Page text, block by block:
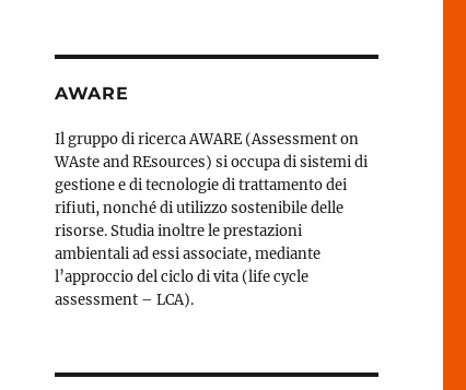
AWARE
Il gruppo di ricerca AWARE (Assessment on
WAste and REsources) si occupa di sistemi di
gestione e di tecnologie di trattamento dei
rifiuti, nonché di utilizzo sostenibile delle
risorse. Studia inoltre le prestazioni
ambientali ad essi associate, mediante
l’approccio del ciclo di vita (life cycle
assessment – LCA).